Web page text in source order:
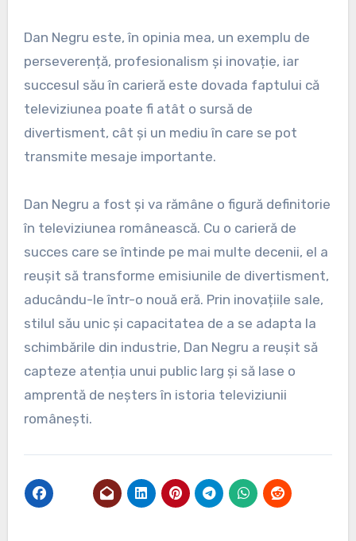
Dan Negru este, în opinia mea, un exemplu de
perseverență, profesionalism și inovație, iar
succesul său în carieră este dovada faptului că
televiziunea poate fi atât o sursă de
divertisment, cât și un mediu în care se pot
transmite mesaje importante.
Dan Negru a fost și va rămâne o figură definitorie
în televiziunea românească. Cu o carieră de
succes care se întinde pe mai multe decenii, el a
reușit să transforme emisiunile de divertisment,
aducându-le într-o nouă eră. Prin inovațiile sale,
stilul său unic și capacitatea de a se adapta la
schimbările din industrie, Dan Negru a reușit să
capteze atenția unui public larg și să lase o
amprentă de neșters în istoria televiziunii
românești.